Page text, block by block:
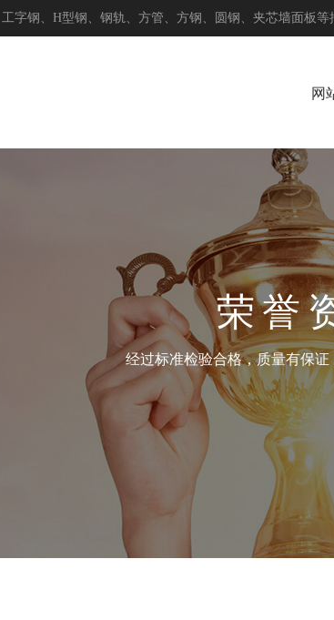
字钢、H型钢、钢轨、方管、方钢、圆钢、夹芯墙面板等
网
荣誉
经过标准检验合格，质量有保